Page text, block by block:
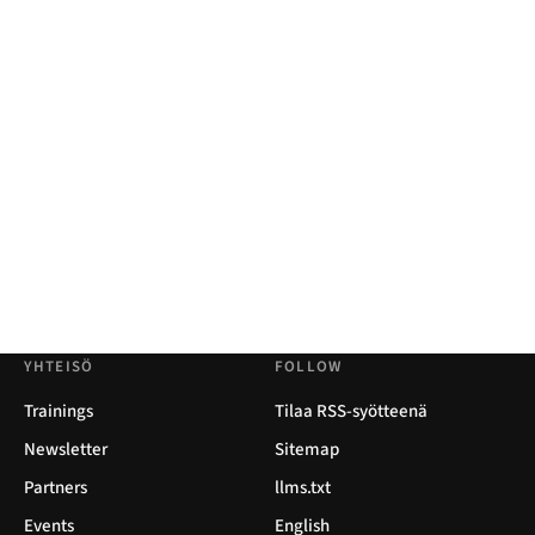
YHTEISÖ
Trainings
Newsletter
Partners
Events
FOLLOW
Tilaa RSS-syötteenä
Sitemap
llms.txt
English